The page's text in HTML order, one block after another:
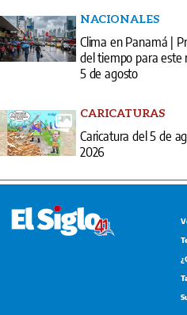
NACIONALES
Clima en Panamá |
del tiempo para este
5 de agosto
CARICATURAS
Caricatura del 5 de
2026